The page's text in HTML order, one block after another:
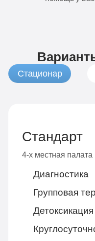
Стационар
Стандарт
4-х местная палата
Диагностика
Групповая
Детоксикация